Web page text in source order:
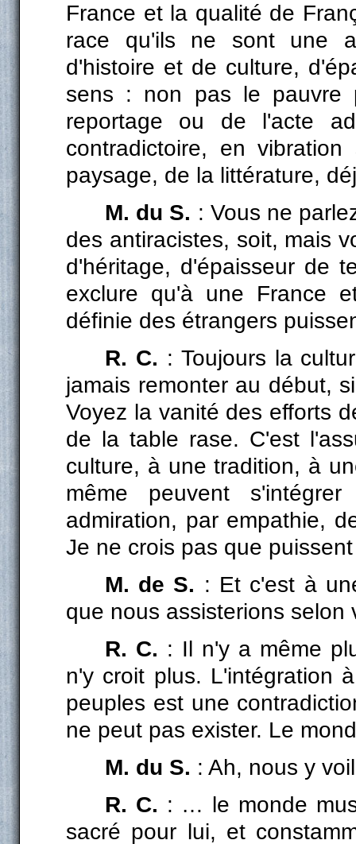
France et la qualité de
race qu'ils ne sont une
d'histoire et de culture,
sens : non pas le pauvre
reportage ou de l'acte
contradictoire, en
paysage, de la littérature,
M. du S. : Vous ne
des antiracistes, soit, mais
d'héritage, d'épaisseur de
exclure qu'à une France
définie des étrangers
R. C. : Toujours la
jamais remonter au début,
Voyez la vanité des efforts
de la table rase. C'est
culture, à une tradition, à
même peuvent
admiration, par empathie,
Je ne crois pas que
M. de S. : Et c'est à
que nous assisterions selon
R. C. : Il n'y a même
n'y croit plus. L'intégration
peuples est une
ne peut pas exister. Le
M. du S. : Ah, nous y
R. C. : … le monde
sacré pour lui, et